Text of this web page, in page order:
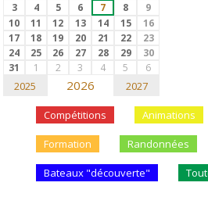
3
4 5 6 7 8
9
10
11 12 13 14 15
16
17
18 19 20 21 22
23
24
25 26 27 28 29
30
31
1 2 3 4 5 6
2025 2026 2027
Compétitions Animations
Formation Randonnées
Bateaux "découverte"